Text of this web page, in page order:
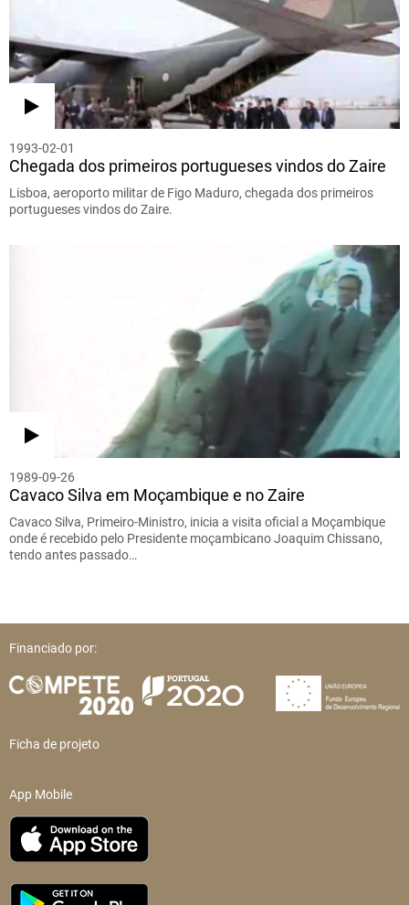
1993-02-01
Chegada dos primeiros portugueses vindos do Zaire
Lisboa, aeroporto militar de Figo Maduro, chegada dos primeiros
portugueses vindos do Zaire.
1989-09-26
Cavaco Silva em Moçambique e no Zaire
Cavaco Silva, Primeiro-Ministro, inicia a visita oficial a Moçambique
onde é recebido pelo Presidente moçambicano Joaquim Chissano,
tendo antes passado…
Financiado por:
Ficha de projeto
App Mobile